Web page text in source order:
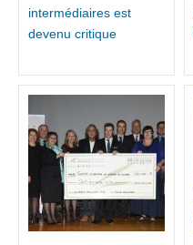
intermédiaires est
devenu critique